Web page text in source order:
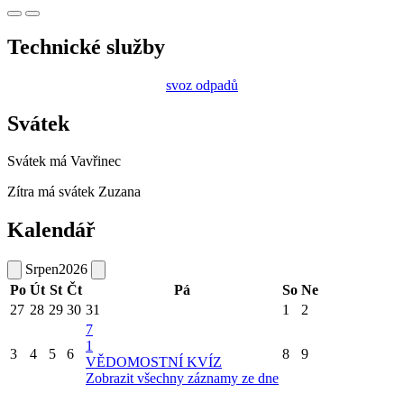
Technické služby
svoz odpadů
Svátek
Svátek má Vavřinec
Zítra má svátek Zuzana
Kalendář
Srpen2026
Po Út St Čt Pá So Ne
27 28 29 30 31 1 2
3 4 5 6
7
1
VĚDOMOSTNÍ KVÍZ
Zobrazit všechny záznamy ze dne
8 9